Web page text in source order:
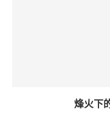
烽火下